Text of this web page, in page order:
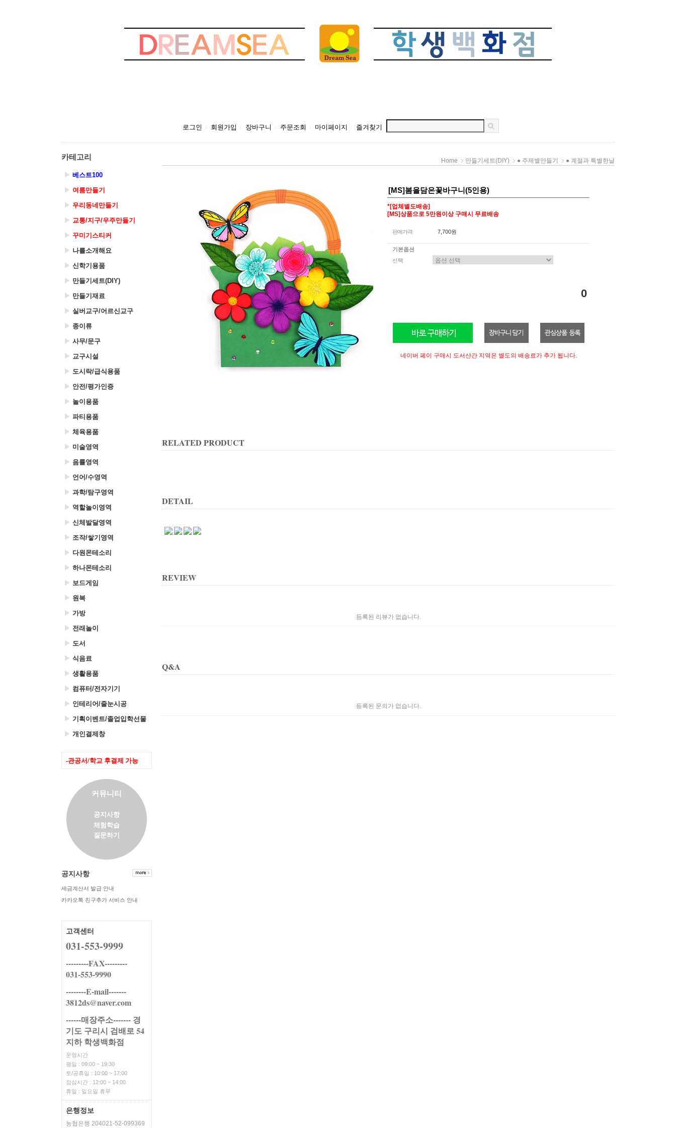
로그인 회원가입 장바구니 주문조회 마이페이지 즐겨찾기
카테고리
▶ 베스트100
▶ 여름만들기
▶ 우리동네만들기
▶ 교통/지구/우주만들기
▶ 꾸미기스티커
▶ 나를소개해요
▶ 신학기용품
▶ 만들기세트(DIY)
▶ 만들기재료
▶ 실버교구/어르신교구
▶ 종이류
▶ 사무/문구
▶ 교구시설
▶ 도시락/급식용품
▶ 안전/평가인증
▶ 놀이용품
▶ 파티용품
▶ 체육용품
▶ 미술영역
▶ 음률영역
▶ 언어/수영역
▶ 과학/탐구영역
▶ 역할놀이영역
▶ 신체발달영역
▶ 조작/쌓기영역
▶ 다원몬테소리
▶ 하나몬테소리
▶ 보드게임
▶ 원복
▶ 가방
▶ 전래놀이
▶ 도서
▶ 식음료
▶ 생활용품
▶ 컴퓨터/전자기기
▶ 인테리어/줄눈시공
▶ 기획이벤트/졸업입학선물
▶ 개인결제창
-관공서/학교 후결제 가능
커뮤니티
공지사항
체험학습
질문하기
공지사항
세금계산서 발급 안내
카카오톡 친구추가 서비스 안내
고객센터
031-553-9999
---------FAX---------
031-553-9990
--------E-mail-------
3812ds@naver.com
------매장주소------- 경
기도 구리시 검배로 54
지하 학생백화점
운영시간
평일 : 09:00 ~ 19:30
토/공휴일 : 10:00 ~ 17:00
점심시간 : 12:00 ~ 14:00
휴일 : 일요일 휴무
은행정보
농협은행 204021-52-099369
Home 만들기세트(DIY) ● 주제별만들기 ● 계절과 특별한날
[MS]봄을담은꽃바구니(5인용)
*[업체별도배송]
[MS]상품으로 5만원이상 구매시 무료배송
판매가격 7,700원
기본옵션
선택
0
네이버 페이 구매시 도서산간 지역은 별도의 배송료가 추가 됩니다.
RELATED PRODUCT
DETAIL
REVIEW
등록된 리뷰가 없습니다.
Q&A
등록된 문의가 없습니다.